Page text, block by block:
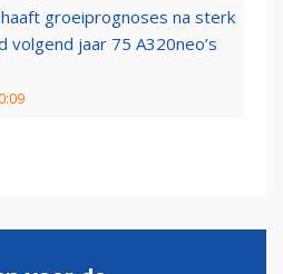
groeiprognoses na sterk
volgend jaar 75 A320neo’s